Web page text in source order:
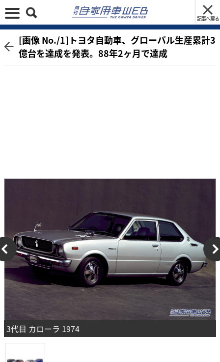
記事へ戻る
[画像 No./1]トヨタ自動車、グローバル生産累計3
億台を達成を発表。88年2ヶ月で達成
3代目 カローラ 1974